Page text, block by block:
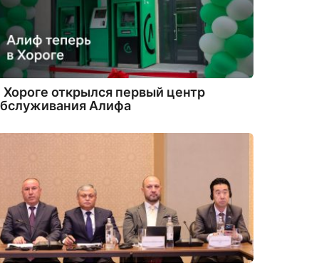
Хороге открылся первый центр
Алифа